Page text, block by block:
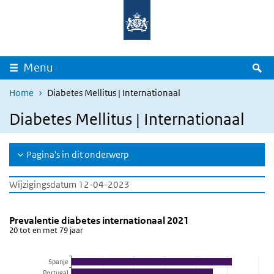
Overslaan en naar de inhoud gaan
Menu
Home Diabetes Mellitus | Internationaal
Diabetes Mellitus | Internationaal
Pagina's in dit onderwerp
Wijzigingsdatum 12-04-2023
Prevalentie diabetes internationaal
Sla de grafiek 'Prevalentie diabetes internationaal 2021' over en
Prevalentie diabetes internationaal 2021
Staaf grafiek met 31 staven.
Bekijk als data tabel.
Prevalentie diabetes internationaal 2021
20 tot en met 79 jaar
Spanje